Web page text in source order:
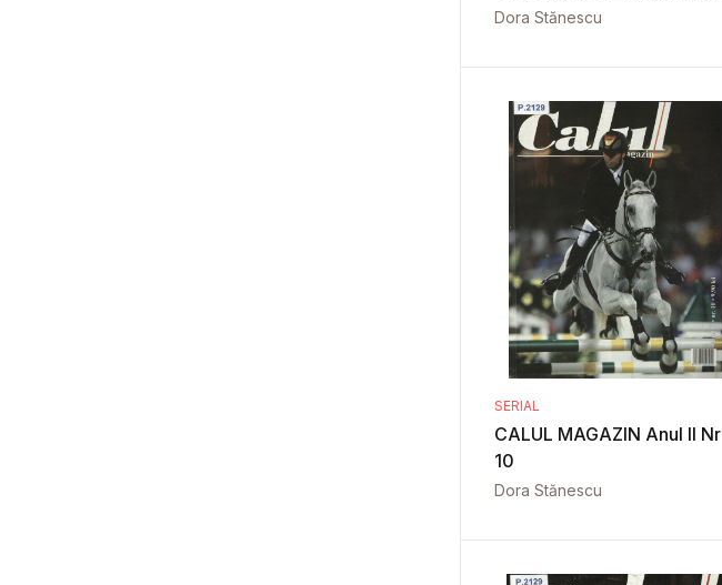
Dora Stănescu
SERIAL
CALUL MAGAZIN Anul II Nr
10
Dora Stănescu